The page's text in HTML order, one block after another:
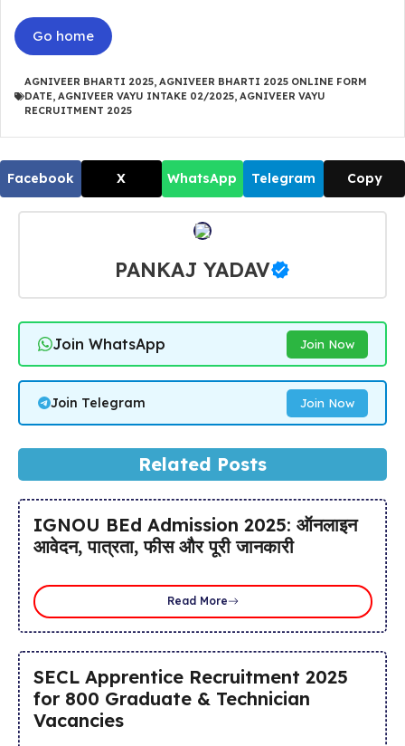
Go home
AGNIVEER BHARTI 2025, AGNIVEER BHARTI 2025 ONLINE FORM
DATE, AGNIVEER VAYU INTAKE 02/2025, AGNIVEER VAYU
RECRUITMENT 2025
Facebook X WhatsApp Telegram Copy
PANKAJ YADAV
Join WhatsApp Join Now
Join Telegram Join Now
Related Posts
IGNOU BEd Admission 2025: ऑनलाइन
आवेदन, पात्रता, फीस और पूरी जानकारी
Read More
SECL Apprentice Recruitment 2025
for 800 Graduate & Technician
Vacancies